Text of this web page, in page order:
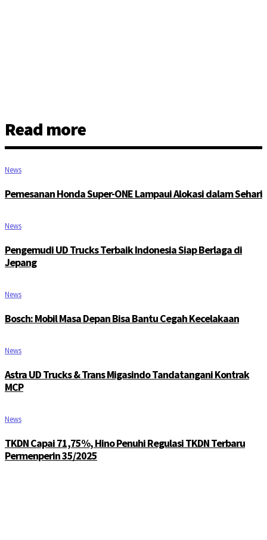
Read more
News
Pemesanan Honda Super-ONE Lampaui Alokasi dalam Sehari
News
Pengemudi UD Trucks Terbaik Indonesia Siap Berlaga di
Jepang
News
Bosch: Mobil Masa Depan Bisa Bantu Cegah Kecelakaan
News
Astra UD Trucks & Trans Migasindo Tandatangani Kontrak
MCP
News
TKDN Capai 71,75%, Hino Penuhi Regulasi TKDN Terbaru
Permenperin 35/2025